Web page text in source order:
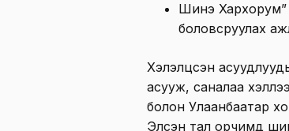
Шинэ Хархорум”
боловсруулах
Хэлэлцсэн
асууж, саналаа
болон Улаанбаатар
Элсэн тал орчимд